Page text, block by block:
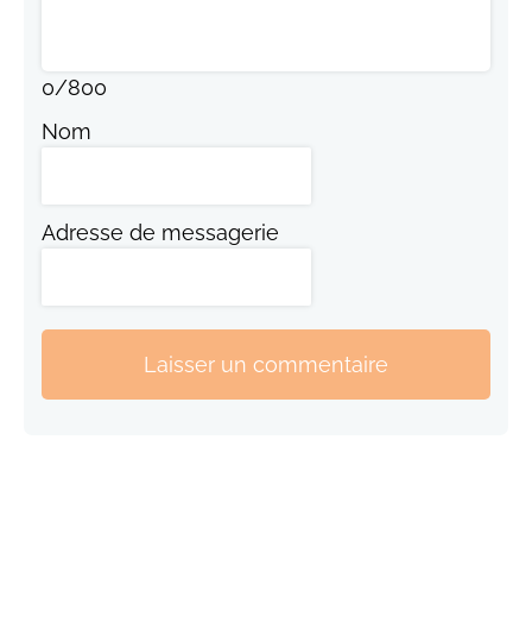
0/800
Nom
Adresse de messagerie
Laisser un commentaire